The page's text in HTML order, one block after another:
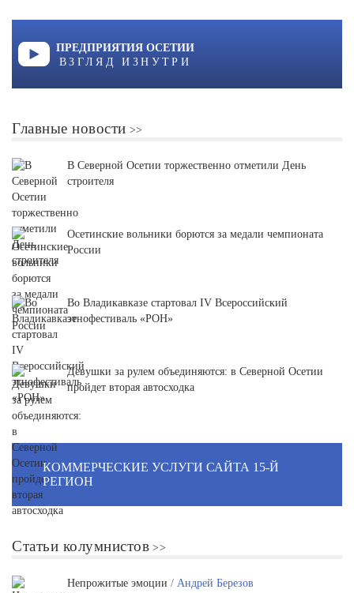
ПРЕДПРИЯТИЯ ОСЕТИИ
ВЗГЛЯД ИЗНУТРИ
Главные новости
В Северной Осетии торжественно отметили День
строителя
Осетинские вольники борются за медали чемпионата
России
Во Владикавказе стартовал IV Всероссийский
этнофестиваль «РОН»
Девушки за рулем объединяются: в Северной Осетии
пройдет вторая автосходка
КОММЕРЧЕСКИЕ УСЛУГИ САЙТА 15-Й
РЕГИОН
Статьи колумнистов
Непрожитые эмоции / Андрей Березов